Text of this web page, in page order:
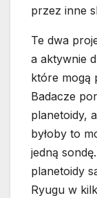
przez inne
Te dwa
a aktywnie
które mogą
Badacze
planetoidy,
byłoby to
jedną
planetoidy
Ryugu w